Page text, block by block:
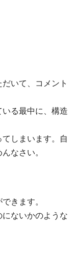
いて、コメント
る最中に、構造
しまいます。自
なさい。
きます。
ないかのような